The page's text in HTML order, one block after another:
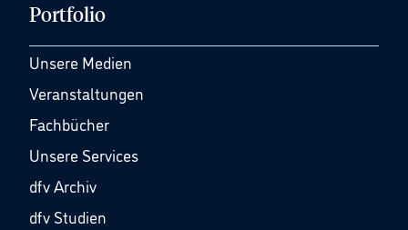
Portfolio
Unsere Medien
Veranstaltungen
Fachbücher
Unsere Services
dfv Archiv
dfv Studien